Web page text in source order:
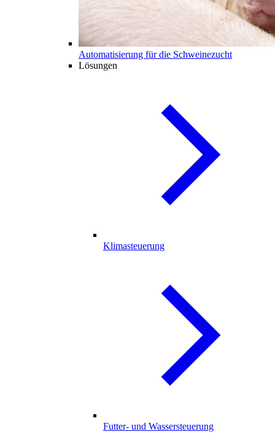
Automatisierung für die Schweinezucht
Lösungen
Klimasteuerung
Futter- und Wassersteuerung